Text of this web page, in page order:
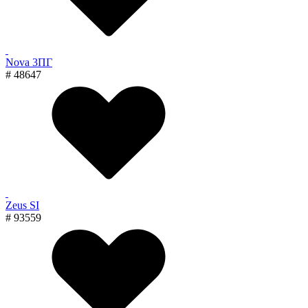
Nova 3ПГ
# 48647
Zeus SI
# 93559